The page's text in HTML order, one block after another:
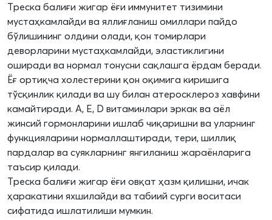
Треска балиғи жигар ёғи иммунитет тизимини
мустаҳкамлайди ва яллиғланиш омиллари пайдо
бўлишининг олдини олади, қон томирлари
деворларини мустаҳкамлайди, эластиклигини
оширади ва нормал тонусни сақлашга ёрдам беради.
Ёғ ортиқча холестерини қон оқимига киришига
тўсқинлик қилади ва шу билан атеросклероз хавфини
камайтиради. А, Е, D витаминлари эркак ва аёл
жинсий гормонларини ишлаб чиқаришни ва уларнинг
функцияларини нормаллаштиради, тери, шиллиқ
пардалар ва суякларнинг янгиланиш жараёнларига
таъсир қилади.
Треска балиғи жигар ёғи овқат ҳазм қилишни, ичак
ҳаракатини яхшилайди ва табиий сурги воситаси
сифатида ишлатилиши мумкин.